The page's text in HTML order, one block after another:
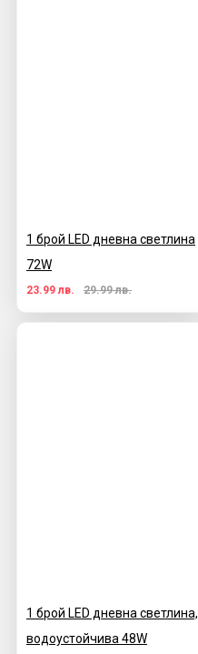
1 брой LED дневна светлина
72W
23.99 лв. 29.99 лв.
1 брой LED дневна светлина,
водоустойчива 48W